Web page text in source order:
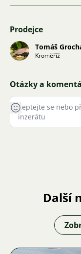
Prodejce
Tomáš
Kroměříž
Otázky a
Další